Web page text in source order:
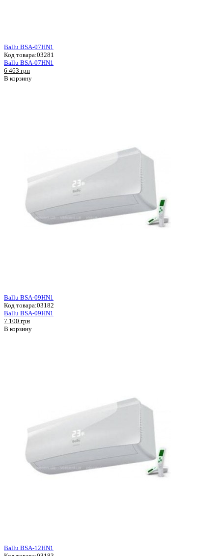
Ballu BSA-07HN1
Код товара:03281
Ballu BSA-07HN1
6 463 грн
В корзину
Ballu BSA-09HN1
Код товара:03182
Ballu BSA-09HN1
7 100 грн
В корзину
Ballu BSA-12HN1